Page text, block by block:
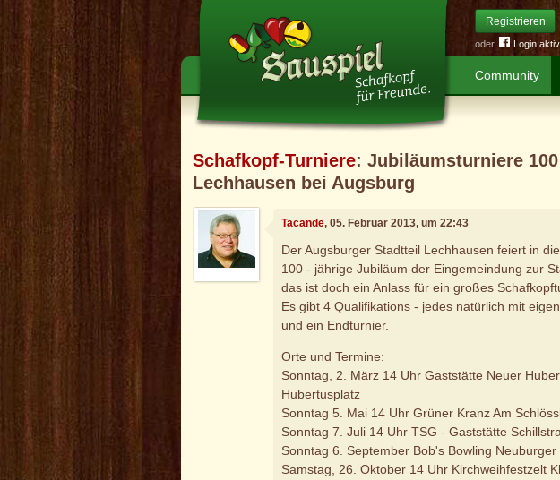
Registrieren
oder Login
Community
Schafkopf-Turniere: Jubiläumsturniere
Lechhausen bei Augsburg
Tacande, 05. Februar 2013, um 22:43
Der Augsburger Stadtteil Lechhausen feiert in
100 - jährige Jubiläum der Eingemeindung zur
das ist doch ein Anlass für ein großes
Es gibt 4 Qualifikations - jedes natürlich mit
und ein Endturnier.
Orte und Termine:
Sonntag, 2. März 14 Uhr Gaststätte Neuer
Hubertusplatz
Sonntag 5. Mai 14 Uhr Grüner Kranz Am
Sonntag 7. Juli 14 Uhr TSG - Gaststätte
Sonntag 6. September Bob's Bowling Neuburger
Samstag, 26. Oktober 14 Uhr Kirchweihfestzelt